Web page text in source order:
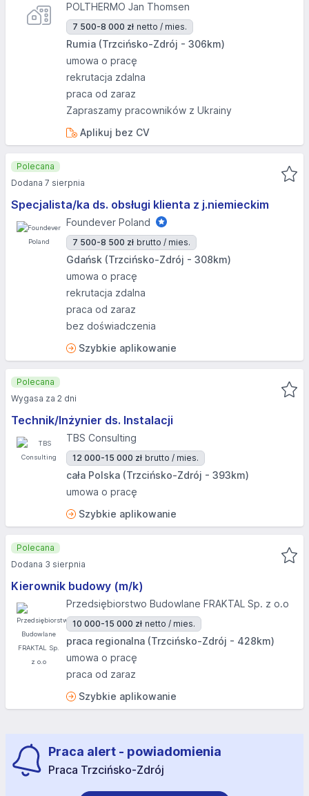
POLTHERMO Jan Thomsen
7 500-8 000 zł netto / mies.
Rumia (Trzcińsko-Zdrój - 306km)
umowa o pracę
rekrutacja zdalna
praca od zaraz
Zapraszamy pracowników z Ukrainy
Aplikuj bez CV
Specjalista/ka ds. obsługi klienta z j.niemieckim
Foundever Poland
7 500-8 500 zł brutto / mies.
Gdańsk (Trzcińsko-Zdrój - 308km)
umowa o pracę
rekrutacja zdalna
praca od zaraz
bez doświadczenia
Szybkie aplikowanie
Polecana
Dodana 7 sierpnia
Technik/Inżynier ds. Instalacji
TBS Consulting
12 000-15 000 zł brutto / mies.
cała Polska (Trzcińsko-Zdrój - 393km)
umowa o pracę
Szybkie aplikowanie
Polecana
Wygasa za 2 dni
Kierownik budowy (m/k)
Przedsiębiorstwo Budowlane FRAKTAL Sp. z o.o
10 000-15 000 zł netto / mies.
praca regionalna (Trzcińsko-Zdrój - 428km)
umowa o pracę
praca od zaraz
Szybkie aplikowanie
Polecana
Dodana 3 sierpnia
Praca alert - powiadomienia
Praca Trzcińsko-Zdrój